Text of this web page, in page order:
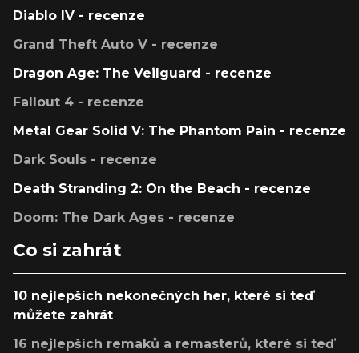
Diablo IV - recenze
Grand Theft Auto V - recenze
Dragon Age: The Veilguard - recenze
Fallout 4 - recenze
Metal Gear Solid V: The Phantom Pain - recenze
Dark Souls - recenze
Death Stranding 2: On the Beach - recenze
Doom: The Dark Ages - recenze
Co si zahrát
10 nejlepších nekonečných her, které si teď
můžete zahrát
16 nejlepších remaků a remasterů, které si teď